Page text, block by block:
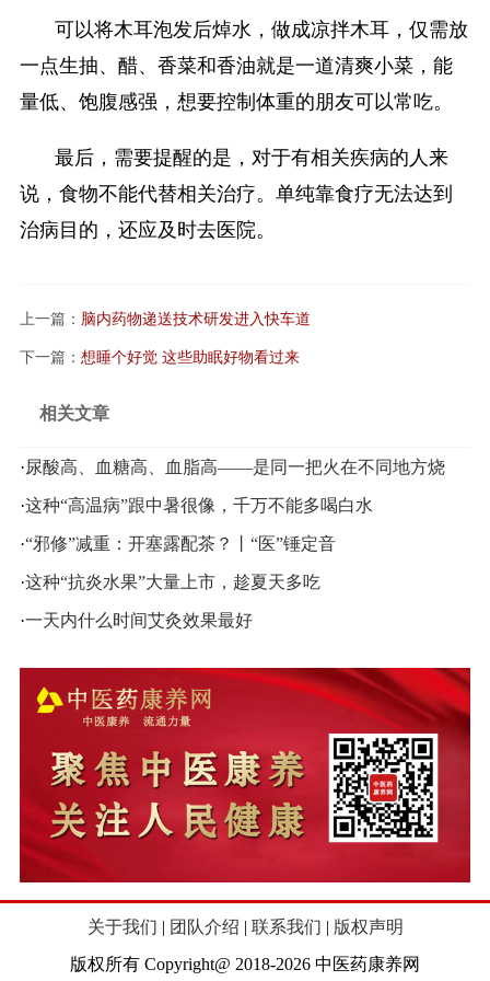
可以将木耳泡发后焯水，做成凉拌木耳，仅需放
一点生抽、醋、香菜和香油就是一道清爽小菜，能
量低、饱腹感强，想要控制体重的朋友可以常吃。
最后，需要提醒的是，对于有相关疾病的人来
说，食物不能代替相关治疗。单纯靠食疗无法达到
治病目的，还应及时去医院。
上一篇： 脑内药物递送技术研发进入快车道
下一篇： 想睡个好觉 这些助眠好物看过来
相关文章
·尿酸高、血糖高、血脂高——是同一把火在不同地方烧
·这种“高温病”跟中暑很像，千万不能多喝白水
·“邪修”减重：开塞露配茶？丨“医”锤定音
·这种“抗炎水果”大量上市，趁夏天多吃
·一天内什么时间艾灸效果最好
关于我们 | 团队介绍 | 联系我们 | 版权声明
版权所有 Copyright@ 2018-2026 中医药康养网